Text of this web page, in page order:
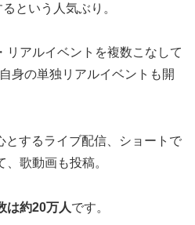
という人気ぶり。
リアルイベントを複数こなして
身の単独リアルイベントも開
とするライブ配信、ショートで
歌動画も投稿。
は約20万人です。